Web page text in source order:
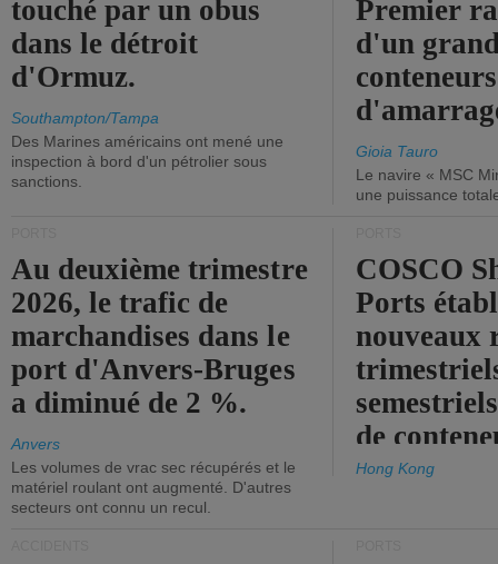
touché par un obus
dans le détroit
d'Ormuz.
Southampton/Tampa
Des Marines américains ont mené une
inspection à bord d'un pétrolier sous
sanctions.
Premier
d'un
Gioia Tauro
Le navire « MSC
une puissance
Au deuxième trimestre
2026, le trafic de
marchandises dans le
port d'Anvers-Bruges
a diminué de 2 %.
Anvers
Les volumes de vrac sec récupérés et le
matériel roulant ont augmenté. D'autres
secteurs ont connu un recul.
COSCO
Ports
nouveaux
de
Hong Kong